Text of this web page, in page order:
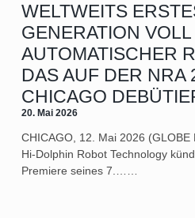
WELTWEITS
GENERATION VOLL
AUTOMATISCHER
DAS AUF DER NRA
CHICAGO
20. Mai 2026
CHICAGO, 12. Mai 2026 (GLOBE
Hi-Dolphin Robot Technology
Premiere seines 7.……